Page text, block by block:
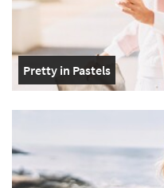
Pretty in Pastels